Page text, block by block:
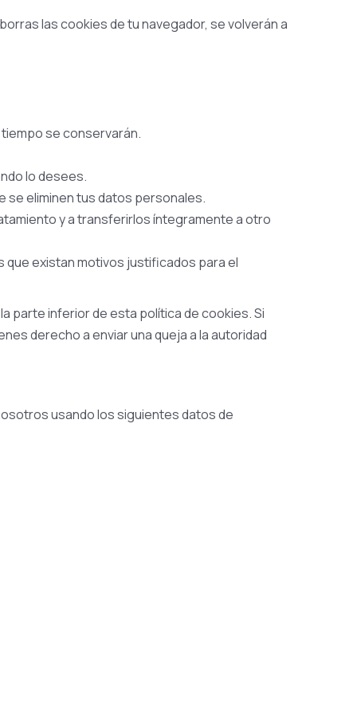
las cookies de tu navegador, se volverán a
se conservarán.
lo desees.
se eliminen tus datos personales.
y a transferirlos íntegramente a otro
existan motivos justificados para el
parte inferior de esta política de cookies. Si
derecho a enviar una queja a la autoridad
usando los siguientes datos de